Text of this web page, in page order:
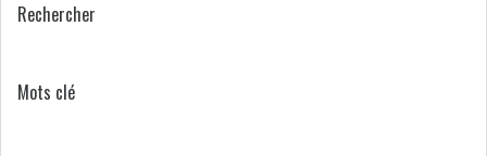
Rechercher
Mots clé